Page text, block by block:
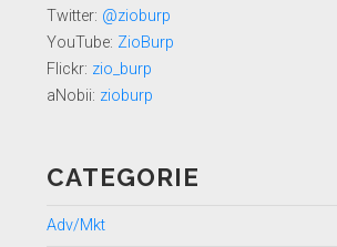
Twitter: @zioburp
YouTube: ZioBurp
Flickr: zio_burp
aNobii: zioburp
CATEGORIE
Adv/Mkt